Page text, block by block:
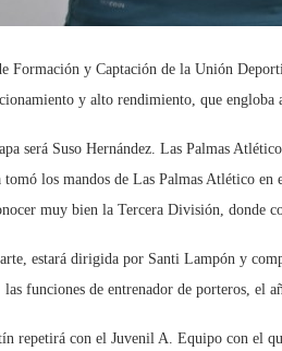
Formación y Captación de la Unión
y alto rendimiento, que
será Suso Hernández. Las Palmas
los mandos de Las Palmas Atlético en
muy bien la Tercera División, donde
estará dirigida por Santi Lampón y
las funciones de entrenador de porteros, el
repetirá con el Juvenil A. Equipo con el